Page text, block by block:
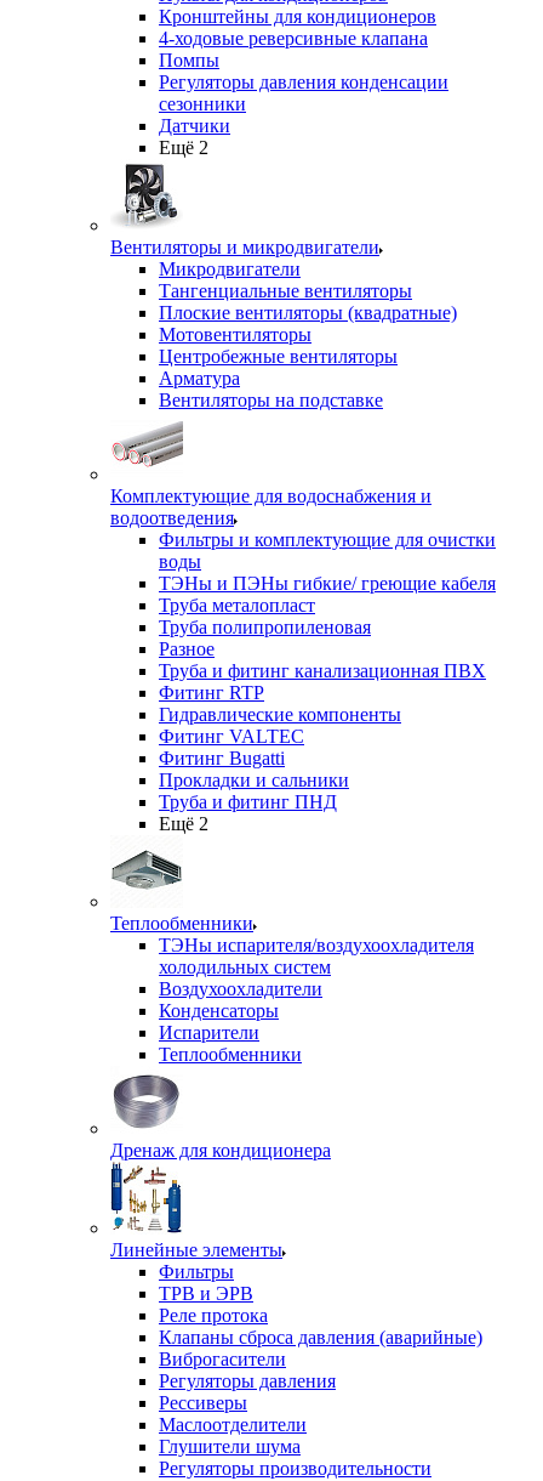
Кронштейны для кондиционеров
4-ходовые реверсивные клапана
Помпы
Регуляторы давления конденсации
сезонники
Датчики
Ещё 2
Вентиляторы и микродвигатели
Микродвигатели
Тангенциальные вентиляторы
Плоские вентиляторы (квадратные)
Мотовентиляторы
Центробежные вентиляторы
Арматура
Вентиляторы на подставке
Комплектующие для водоснабжения и
водоотведения
Фильтры и комплектующие для очистки
воды
ТЭНы и ПЭНы гибкие/ греющие кабеля
Труба металопласт
Труба полипропиленовая
Разное
Труба и фитинг канализационная ПВХ
Фитинг RTP
Гидравлические компоненты
Фитинг VALTEC
Фитинг Bugatti
Прокладки и сальники
Труба и фитинг ПНД
Ещё 2
Теплообменники
ТЭНы испарителя/воздухоохладителя
холодильных систем
Воздухоохладители
Конденсаторы
Испарители
Теплообменники
Дренаж для кондиционера
Линейные элементы
Фильтры
ТРВ и ЭРВ
Реле протока
Клапаны сброса давления (аварийные)
Виброгасители
Регуляторы давления
Рессиверы
Маслоотделители
Глушители шума
Регуляторы производительности